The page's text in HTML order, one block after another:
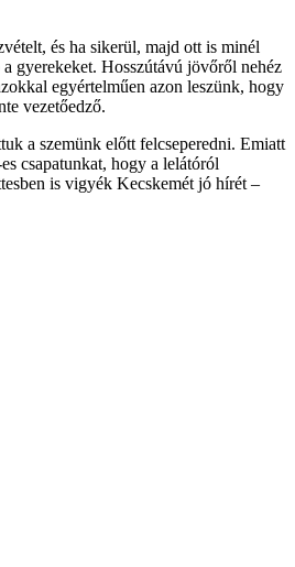
és ha sikerül, majd ott is minél
gyerekeket. Hosszútávú jövőről nehéz
egyértelműen azon leszünk, hogy
vezetőedző.
a szemünk előtt felcseperedni. Emiatt
csapatunkat, hogy a lelátóról
is vigyék Kecskemét jó hírét –